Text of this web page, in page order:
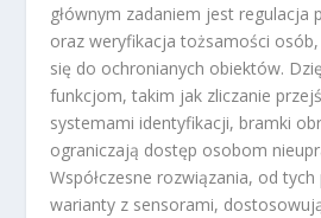
głównym zadaniem jest regulacja
oraz weryfikacja tożsamości
się do ochronianych obiektów.
funkcjom, takim jak zliczanie
systemami identyfikacji, bramki
ograniczają dostęp osobom
Współczesne rozwiązania, od
warianty z sensorami,